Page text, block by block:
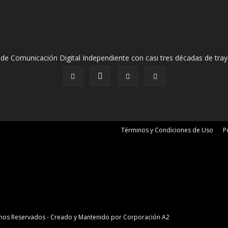
Comunicación Digital Independiente con casi tres décadas de
Términos y Condiciones de Uso
Reservados - Creado y Mantenido por Corporación A2